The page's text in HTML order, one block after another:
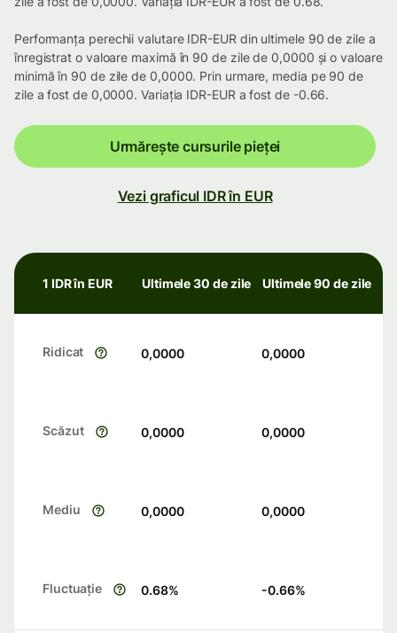
Performanța perechii valutare IDR-EUR din ultimele 90 de zile a
înregistrat o valoare maximă în 90 de zile de 0,0000 și o valoare
minimă în 90 de zile de 0,0000. Prin urmare, media pe 90 de
zile a fost de 0,0000. Variația IDR-EUR a fost de -0.66.
Urmărește cursurile pieței
Vezi graficul IDR în EUR
1 IDR în EUR Ultimele 30 de zile Ultimele 90 de zile
Ridicat 0,0000 0,0000
Scăzut 0,0000 0,0000
Mediu 0,0000 0,0000
Fluctuație 0.68% -0.66%